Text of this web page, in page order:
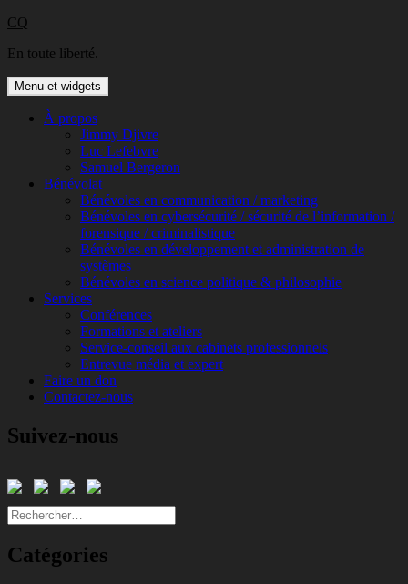
Aller
contenu
CQ
En toute liberté.
Menu et widgets
À propos
Jimmy Djivre
Luc Lefebvre
Samuel Bergeron
Bénévolat
Bénévoles en communication / marketing
Bénévoles en cybersécurité / sécurité de l’information /
forensique / criminalistique
Bénévoles en développement et administration de
systèmes
Bénévoles en science politique & philosophie
Services
Conférences
Formations et ateliers
Service-conseil aux cabinets professionnels
Entrevue média et expert
Faire un don
Contactez-nous
Suivez-nous
Rechercher :
Catégories